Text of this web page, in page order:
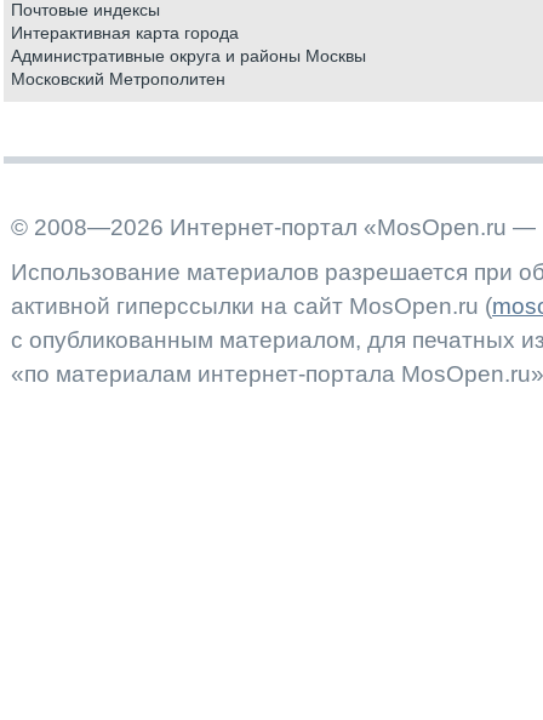
Почтовые индексы
Интерактивная карта города
Административные округа и районы Москвы
Московский Метрополитен
© 2008—2026 Интернет-портал «MosOpen.ru —
Использование материалов разрешается при
активной гиперссылки на сайт MosOpen.ru (
с опубликованным материалом, для печатных
«по материалам интернет-портала